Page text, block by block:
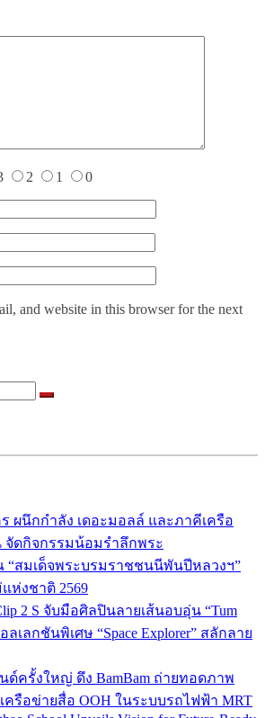
2 1 0
and website in this browser for the next
ผนึกกำลัง เดอะมอลล์ และภาคีเครือ
จัดกิจกรรมน้อมรำลึกพระ
สมเด็จพระบรมราชชนนีพันปีหลวงฯ”
ห่งชาติ 2569
2 S จับมือศิลปินลายเส้นอบอุ่น “Tum
เลกชันพิเศษ “Space Explorer” สลักลาย
ด์ครั้งใหญ่ ดึง BamBam ถ่ายทอดภาพ
รือข่ายสื่อ OOH ในระบบรถไฟฟ้า MRT